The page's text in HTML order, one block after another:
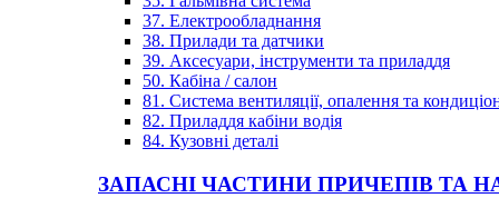
37. Електрообладнання
38. Прилади та датчики
39. Аксесуари, інструменти та приладдя
50. Кабіна / салон
81. Система вентиляції, опалення та
82. Приладдя кабіни водія
84. Кузовні деталі
ЗАПАСНІ ЧАСТИНИ ПРИЧЕПІВ ТА